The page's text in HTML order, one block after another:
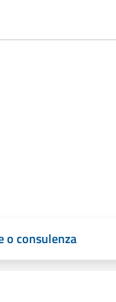
o consulenza